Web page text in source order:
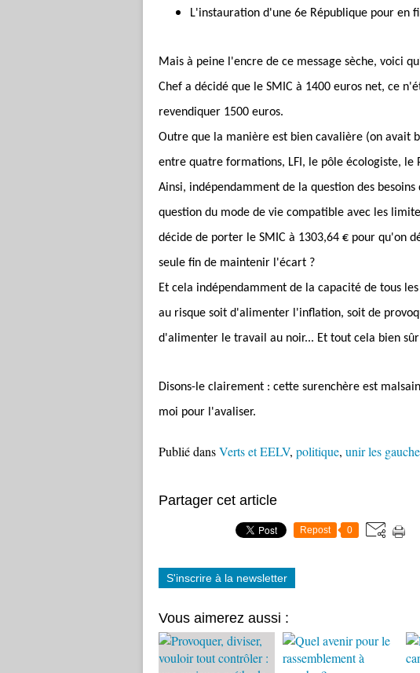
L'instauration d'une 6e République pour en
Mais à peine l'encre de ce message sèche, voici
Chef a décidé que le SMIC à 1400 euros net, ce
revendiquer 1500 euros.
Outre que la manière est bien cavalière (on avait
entre quatre formations, LFI, le pôle écologiste, le
Ainsi, indépendamment de la question des
question du mode de vie compatible avec les
décide de porter le SMIC à 1303,64 € pour qu'on
seule fin de maintenir l'écart ?
Et cela indépendamment de la capacité de tous
au risque soit d'alimenter l'inflation, soit de
d'alimenter le travail au noir... Et tout cela bien sûr
Disons-le clairement : cette surenchère est
moi pour l'avaliser.
Publié dansVerts et EELV, politique, unir les
Partager cet article
Repost 0
S'inscrire à la newsletter
Vous aimerez aussi :